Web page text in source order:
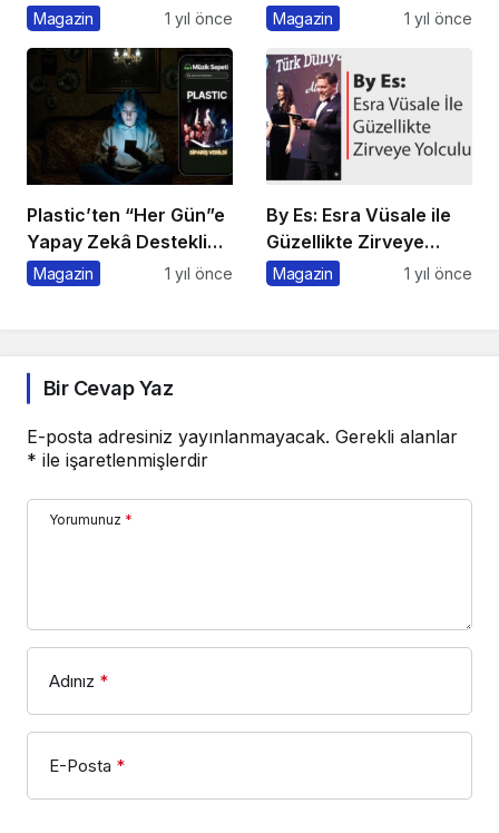
Magazin 1 yıl önce
Trend: Telefonsuz
Magazin 1 yıl önce
Plastic’ten “Her Gün”e
Yapay Zekâ Destekli
Müzik Videosu
Magazin 1 yıl önce
By Es: Esra Vüsale ile
Güzellikte Zirveye
Yolculuk
Magazin 1 yıl önce
Bir Cevap Yaz
E-posta adresiniz yayınlanmayacak. Gerekli alanlar
* ile işaretlenmişlerdir
Yorumunuz *
Adınız *
E-Posta *